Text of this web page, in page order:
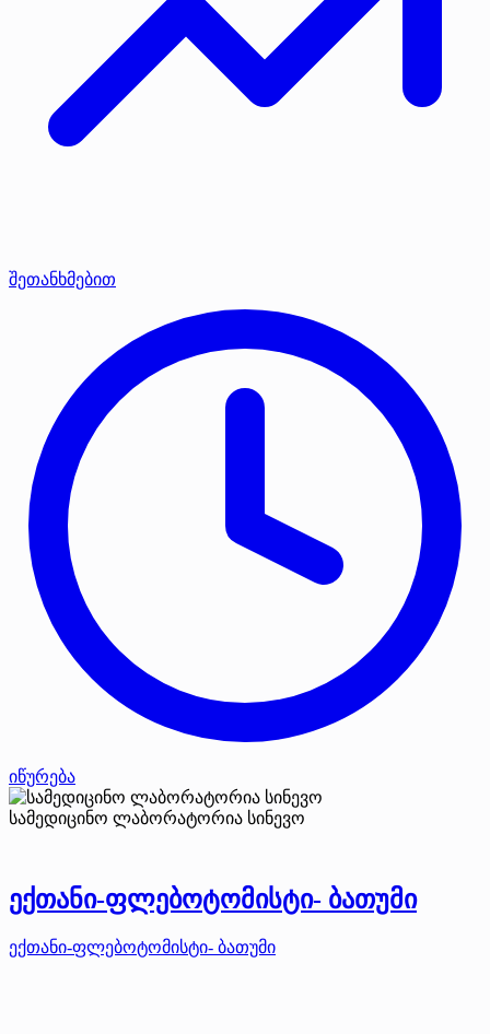
შეთანხმებით
იწურება
სამედიცინო ლაბორატორია სინევო
ექთანი-ფლებოტომისტი- ბათუმი
ექთანი-ფლებოტომისტი- ბათუმი